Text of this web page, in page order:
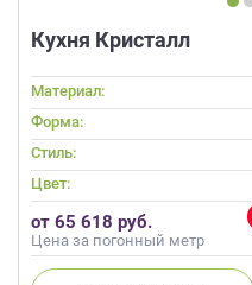
Кухня Кристалл
Материал:
Форма:
Стиль:
Цвет:
от 65 618 руб.
Цена за погонный метр